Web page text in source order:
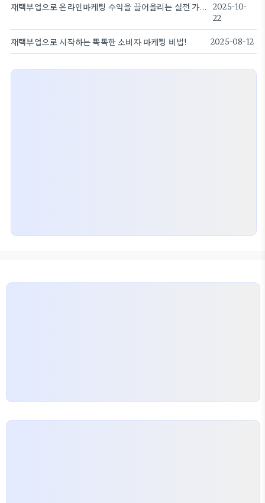
재택부업으로 온라인마케팅 수익을 끌어올리는 실전 가이드
2025-10-
22
재택부업으로 시작하는 똑똑한 소비자 마케팅 비법! 2025-08-12